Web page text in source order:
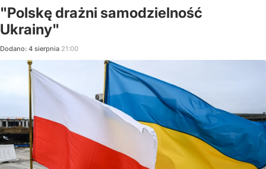
"Polskę drażni samodzielność
Ukrainy"
Dodano: 4 sierpnia 21:00